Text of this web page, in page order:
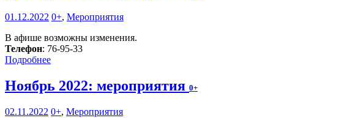
01.12.2022 0+, Мероприятия
В афише возможны изменения.
Телефон: 76-95-33
Подробнее
Ноябрь 2022: мероприятия 0+
02.11.2022 0+, Мероприятия